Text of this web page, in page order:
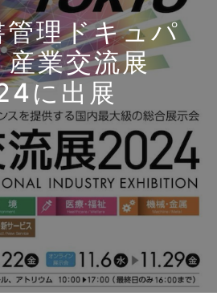
管理ドキュパ
産業交流展
に出展